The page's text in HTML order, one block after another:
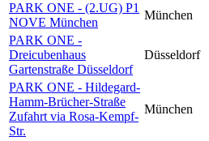
PARK ONE - (2.UG) P1
NOVE München
München
PARK ONE -
Dreicubenhaus
Gartenstraße Düsseldorf
Düsseldorf
PARK ONE - Hildegard-
Hamm-Brücher-Straße
Zufahrt via Rosa-Kempf-
Str.
München